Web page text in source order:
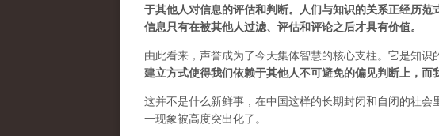
于其他人对信息的评估和判断。
人们与知识的关系正经历
信息只有在被其他人过滤、评估和评论之后才具有价值。
由此看来，声誉成为了今天集体智慧的核心支柱。它是知识
建立方式使得我们依赖于其他人不可避免的偏见判断上，
这并不是什么新鲜事，在中国这样的长期封闭和自闭的社
一现象被高度突出化了。